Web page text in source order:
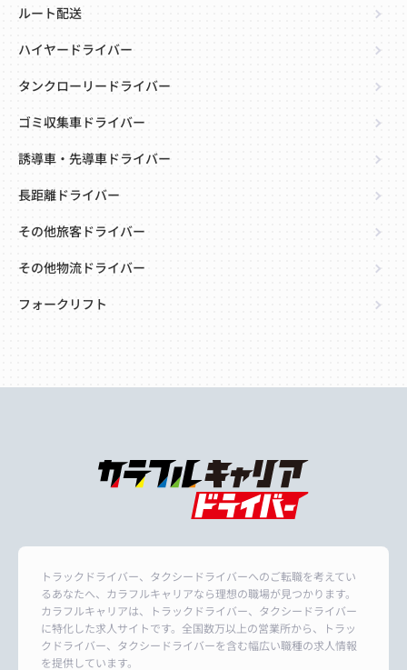
ルート配送
ハイヤードライバー
タンクローリードライバー
ゴミ収集車ドライバー
誘導車・先導車ドライバー
長距離ドライバー
その他旅客ドライバー
その他物流ドライバー
フォークリフト
トラックドライバー、タクシードライバーへのご転職を考えてい
るあなたへ、カラフルキャリアなら理想の職場が見つかります。
カラフルキャリアは、トラックドライバー、タクシードライバー
に特化した求人サイトです。全国数万以上の営業所から、トラッ
クドライバー、タクシードライバーを含む幅広い職種の求人情報
を提供しています。